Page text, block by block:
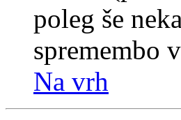
poleg še
spremembo
Na vrh